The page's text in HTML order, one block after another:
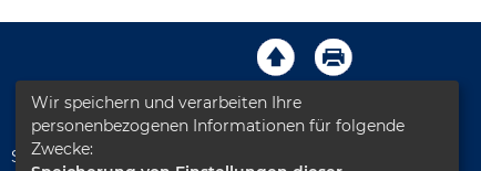
Impressum AGB Kontakt
Sitemap
Wir speichern und verarbeiten Ihre
personenbezogenen Informationen für folgende
Zwecke: